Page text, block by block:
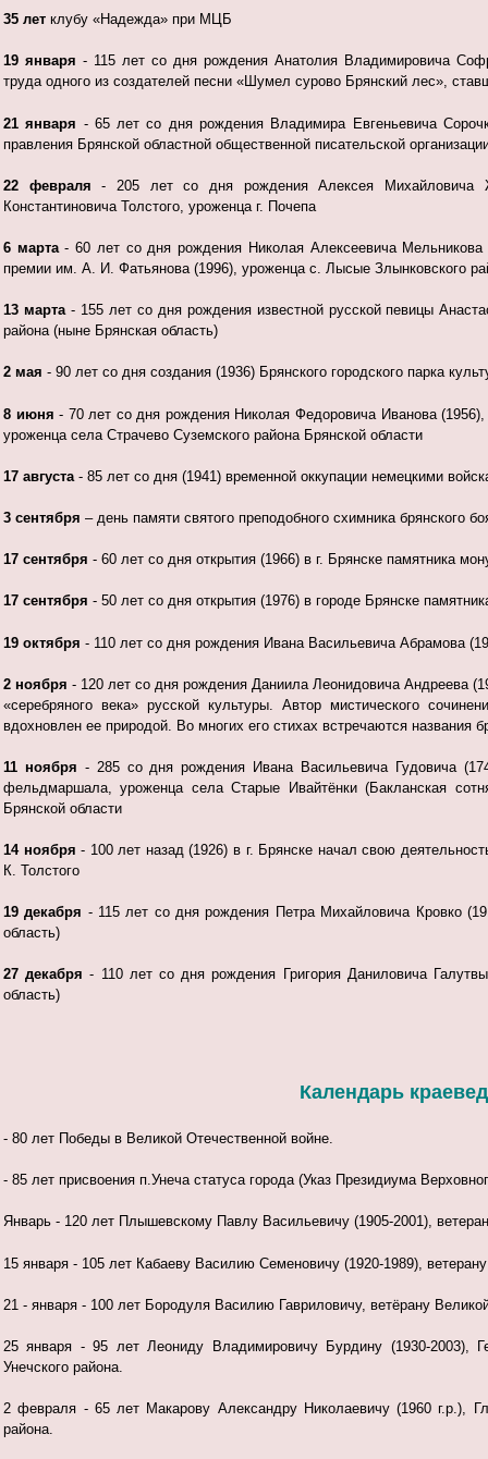
35 лет клубу «Надежда» при МЦБ
19 января - 115 лет со дня рождения Анатолия Владимировича
труда одного из создателей песни «Шумел сурово Брянский лес»,
21 января - 65 лет со дня рождения Владимира Евгеньевича
правления Брянской областной общественной писательской
22 февраля - 205 лет со дня рождения Алексея Михайловича
Константиновича Толстого, уроженца г. Почепа
6 марта- 60 лет со дня рождения Николая Алексеевича Мельникова
премии им. А. И. Фатьянова (1996), уроженца с. Лысые Злынковского
13 марта- 155 лет со дня рождения известной русской певицы
района (ныне Брянская область)
2 мая - 90 лет со дня создания (1936) Брянского городского парка
8 июня - 70 лет со дня рождения Николая Федоровича Иванова
уроженца села Страчево Суземского района Брянской области
17 августа - 85 лет со дня (1941) временной оккупации немецкими
3 сентября – день памяти святого преподобного схимника брянского
17 сентября - 60 лет со дня открытия (1966) в г. Брянске памятника
17 сентября - 50 лет со дня открытия (1976) в городе Брянске
19 октября - 110 лет со дня рождения Ивана Васильевича Абрамова
2 ноября - 120 лет со дня рождения Даниила Леонидовича Андреева
«серебряного века» русской культуры. Автор мистического
вдохновлен ее природой. Во многих его стихах встречаются названия
11 ноября - 285 со дня рождения Ивана Васильевича Гудовича
фельдмаршала, уроженца села Старые Ивайтёнки (Бакланская
Брянской области
14 ноября - 100 лет назад (1926) в г. Брянске начал свою
К. Толстого
19 декабря - 115 лет со дня рождения Петра Михайловича Кровко
область)
27 декабря - 110 лет со дня рождения Григория Даниловича
область)
Календарь
- 80 лет Победы в Великой Отечественной войне.
- 85 лет присвоения п.Унеча статуса города (Указ Президиума
Январь - 120 лет Плышевскому Павлу Васильевичу (1905-2001),
15 января - 105 лет Кабаеву Василию Семеновичу (1920-1989),
21 - января - 100 лет Бородуля Василию Гавриловичу, ветёрану
25 января - 95 лет Леониду Владимировичу Бурдину (1930-2003),
Унечского района.
2 февраля - 65 лет Макарову Александру Николаевичу (1960 г.р.),
района.